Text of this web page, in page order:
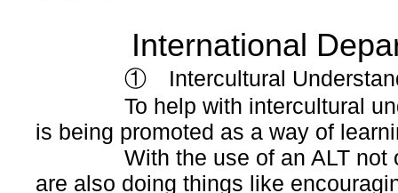
International
① Intercultural Understanding
To help with intercultural
is being promoted as a way of
With the use of an ALT not
are also doing things like